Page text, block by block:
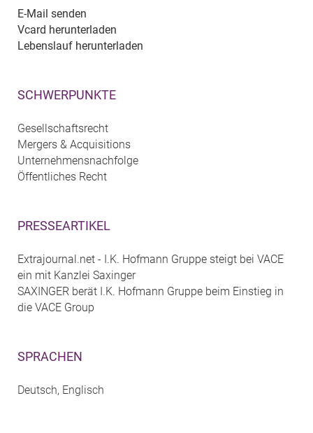
E-Mail senden
Vcard herunterladen
Lebenslauf herunterladen
SCHWERPUNKTE
Gesellschaftsrecht
Mergers & Acquisitions
Unternehmensnachfolge
Öffentliches Recht
PRESSEARTIKEL
Extrajournal.net - I.K. Hofmann Gruppe steigt bei VACE
ein mit Kanzlei Saxinger
SAXINGER berät I.K. Hofmann Gruppe beim Einstieg in
die VACE Group
SPRACHEN
Deutsch, Englisch